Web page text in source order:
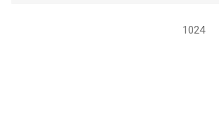
1024